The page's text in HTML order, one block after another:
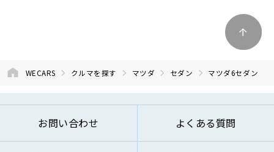
WECARS クルマを探す マツダ セダン マツダ6セダン
お問い合わせ よくある質問